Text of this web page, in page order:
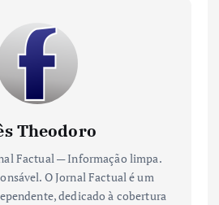
Theodoro
Factual — Informação limpa.
O Jornal Factual é um
dedicado à cobertura